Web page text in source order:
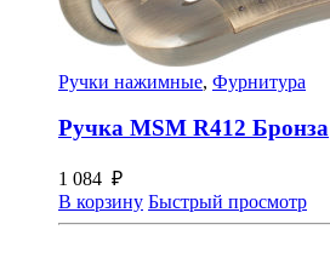
Ручки нажимные, Фурнитура
Ручка MSM R412 Бронза
1 084 ₽
В корзину Быстрый просмотр